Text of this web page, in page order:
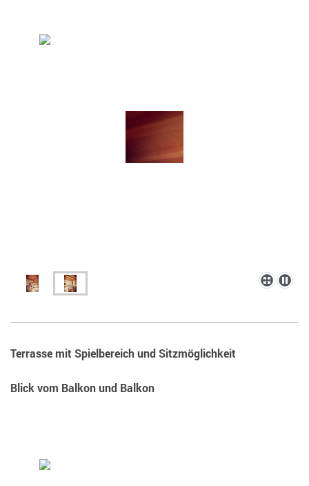
Terrasse mit Spielbereich und Sitzmöglichkeit
Blick vom Balkon und Balkon